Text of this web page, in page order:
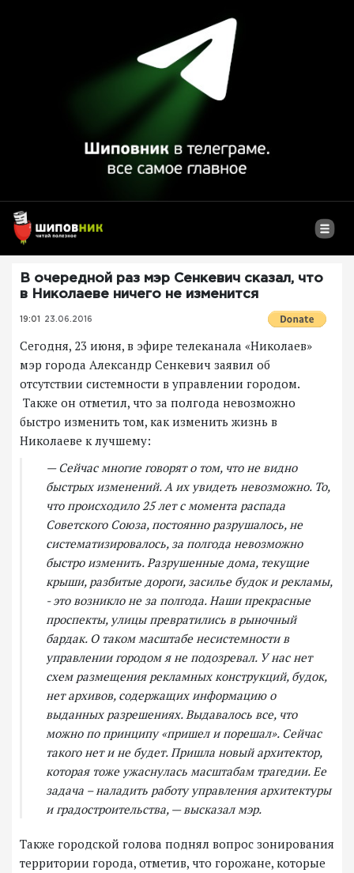
В очередной раз мэр Сенкевич сказал, что
в Николаеве ничего не изменится
19:01 23.06.2016
Сегодня, 23 июня, в эфире телеканала «Николаев»
мэр города Александр Сенкевич заявил об
отсутствии системности в управлении городом.
Также он отметил, что за полгода невозможно
быстро изменить том, как изменить жизнь в
Николаеве к лучшему:
— Сейчас многие говорят о том, что не видно
быстрых изменений. А их увидеть невозможно. То,
что происходило 25 лет с момента распада
Советского Союза, постоянно разрушалось, не
систематизировалось, за полгода невозможно
быстро изменить. Разрушенные дома, текущие
крыши, разбитые дороги, засилье будок и рекламы,
- это возникло не за полгода. Наши прекрасные
проспекты, улицы превратились в рыночный
бардак. О таком масштабе несистемности в
управлении городом я не подозревал. У нас нет
схем размещения рекламных конструкций, будок,
нет архивов, содержащих информацию о
выданных разрешениях. Выдавалось все, что
можно по принципу «пришел и порешал». Сейчас
такого нет и не будет. Пришла новый архитектор,
которая тоже ужаснулась масштабам трагедии. Ее
задача – наладить работу управления архитектуры
и градостроительства, — высказал мэр.
Также городской голова поднял вопрос зонирования
территории города, отметив, что горожане, которые